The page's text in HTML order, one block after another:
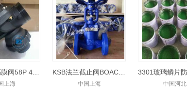
上海 中国上海 中国河北